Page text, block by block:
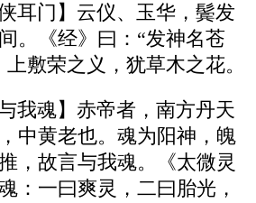
耳门】云仪、玉华，鬓发
。《经》曰：“发神名苍
敷荣之义，犹草木之花。
我魂】赤帝者，南方丹天
中黄老也。魂为阳神，魄
，故言与我魂。《太微灵
：一曰爽灵，二曰胎光，